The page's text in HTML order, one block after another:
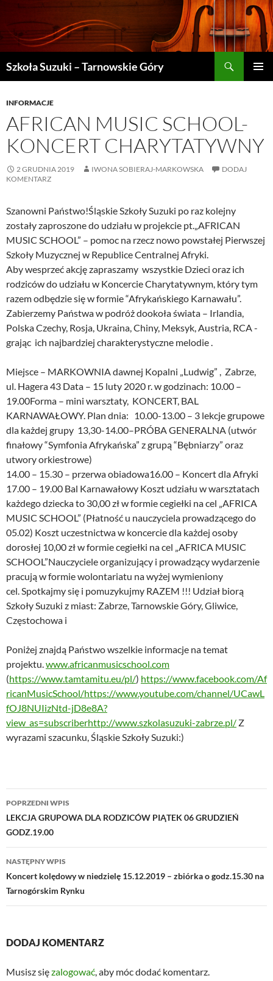
Szkoła Suzuki – Tarnowskie Góry
TREŚCI
INFORMACJE
AFRICAN MUSIC SCHOOL-
KONCERT CHARYTATYWNY
2 GRUDNIA 2019 IWONA SOBIERAJ-MARKOWSKA
DODAJ
KOMENTARZ
Szanowni Państwo!Śląskie Szkoły Suzuki po raz kolejny
zostały zaproszone do udziału w projekcie pt.„AFRICAN
MUSIC SCHOOL” – pomoc na rzecz nowo powstałej Pierwszej
Szkoły Muzycznej w Republice Centralnej Afryki.
Aby wesprzeć akcję zapraszamy wszystkie Dzieci oraz ich
rodziców do udziału w Koncercie Charytatywnym, który tym
razem odbędzie się w formie “Afrykańskiego Karnawału”.
Zabierzemy Państwa w podróż dookoła świata – Irlandia,
Polska Czechy, Rosja, Ukraina, Chiny, Meksyk, Austria, RCA -
grając ich najbardziej charakterystyczne melodie .
Miejsce – MARKOWNIA dawnej Kopalni „Ludwig” , Zabrze,
ul. Hagera 43 Data – 15 luty 2020 r. w godzinach: 10.00 –
19.00Forma – mini warsztaty, KONCERT, BAL
KARNAWAŁOWY. Plan dnia: 10.00-13.00 – 3 lekcje grupowe
dla każdej grupy 13,30-14.00–PRÓBA GENERALNA (utwór
finałowy “Symfonia Afrykańska” z grupą “Bębniarzy” oraz
utwory orkiestrowe)
14.00 – 15.30 – przerwa obiadowa16.00 – Koncert dla Afryki
17.00 – 19.00 Bal Karnawałowy Koszt udziału w warsztatach
każdego dziecka to 30,00 zł w formie cegiełki na cel „AFRICA
MUSIC SCHOOL” (Płatność u nauczyciela prowadzącego do
05.02) Koszt uczestnictwa w koncercie dla każdej osoby
dorosłej 10,00 zł w formie cegiełki na cel „AFRICA MUSIC
SCHOOL”Nauczyciele organizujący i prowadzący wydarzenie
pracują w formie wolontariatu na wyżej wymieniony
cel. Spotkajmy się i pomuzykujmy RAZEM !!! Udział biorą
Szkoły Suzuki z miast: Zabrze, Tarnowskie Góry, Gliwice,
Częstochowa i
Poniżej znajdą Państwo wszelkie informacje na temat
projektu.www.africanmusicschool.com
(https://www.tamtamitu.eu/pl/) https://www.facebook.com/Af
ricanMusicSchool/https://www.youtube.com/channel/UCawL
fOJ8NUIizNtd-jD8e8A?
view_as=subscriberhttp://www.szkolasuzuki-zabrze.pl/ Z
wyrazami szacunku, Śląskie Szkoły Suzuki:)
Nawigacja
wpisu
POPRZEDNI WPIS
LEKCJA GRUPOWA DLA RODZICÓW PIĄTEK 06 GRUDZIEŃ
GODZ.19.00
NASTĘPNY WPIS
Koncert kolędowy w niedzielę 15.12.2019 – zbiórka o godz.15.30 na
Tarnogórskim Rynku
DODAJ KOMENTARZ
Musisz sięzalogować, aby móc dodać komentarz.